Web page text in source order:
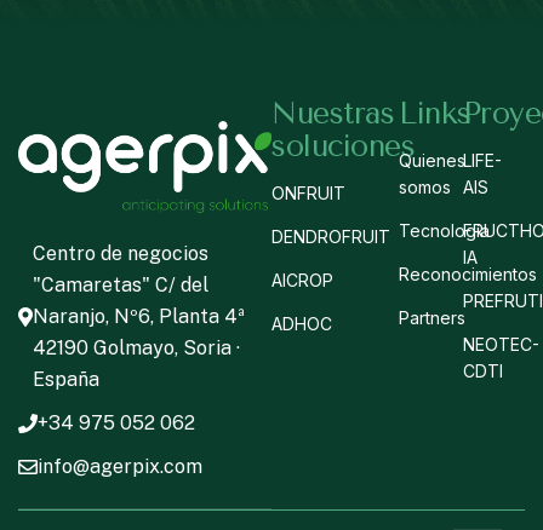
Centro de negocios
"Camaretas" C/ del
Naranjo, Nº6, Planta 4ª
42190 Golmayo, Soria ·
España
+34 975 052 062
info@agerpix.com
Nuestras
soluciones
ONFRUIT
DENDROFRUIT
AICROP
ADHOC
Links
Quienes
somos
Tecnología
Reconocimientos
Partners
LIFE-
AIS
IA
NEOTEC-
CDTI